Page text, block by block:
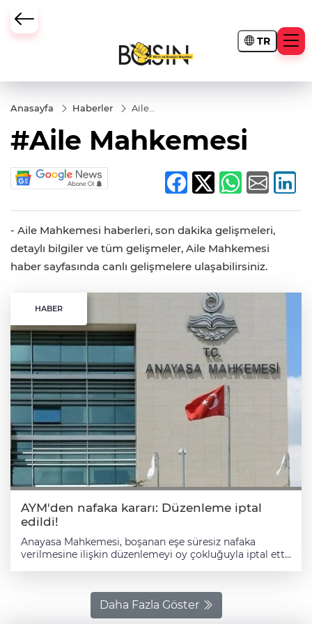
TR
Anasayfa Haberler
Aile
#Aile Mahkemesi
- Aile Mahkemesi haberleri, son dakika gelişmeleri,
detaylı bilgiler ve tüm gelişmeler, Aile Mahkemesi
haber sayfasında canlı gelişmelere ulaşabilirsiniz.
HABER
AYM'den nafaka kararı: Düzenleme iptal
edildi!
Anayasa Mahkemesi, boşanan eşe süresiz nafaka
verilmesine ilişkin düzenlemeyi oy çokluğuyla iptal etti.
Kurul gündeminde esastan görüşerek karara bağladı.
Antalya 12. Aile Mahkemesi, 2025'te baktığı bir davada,
4721 sayılı Türk Medeni Kanunu'nun 175. maddesinde
Daha Fazla Göster